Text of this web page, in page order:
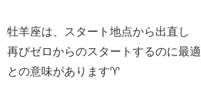
牡羊座は、スタート地点から出直し
再びゼロからのスタートするのに最適
との意味があります♈